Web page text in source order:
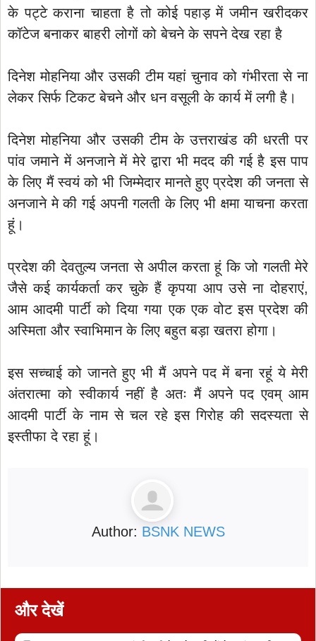
के पट्टे कराना चाहता है तो कोई पहाड़ में जमीन खरीदकर
कॉटेज बनाकर बाहरी लोगों को बेचने के सपने देख रहा है
दिनेश मोहनिया और उसकी टीम यहां चुनाव को गंभीरता से ना
लेकर सिर्फ टिकट बेचने और धन वसूली के कार्य में लगी है।
दिनेश मोहनिया और उसकी टीम के उत्तराखंड की धरती पर
पांव जमाने में अनजाने में मेरे द्वारा भी मदद की गई है इस पाप
के लिए मैं स्वयं को भी जिम्मेदार मानते हुए प्रदेश की जनता से
अनजाने मे की गई अपनी गलती के लिए भी क्षमा याचना करता
हूं।
प्रदेश की देवतुल्य जनता से अपील करता हूं कि जो गलती मेरे
जैसे कई कार्यकर्ता कर चुके हैं कृपया आप उसे ना दोहराएं,
आम आदमी पार्टी को दिया गया एक एक वोट इस प्रदेश की
अस्मिता और स्वाभिमान के लिए बहुत बड़ा खतरा होगा।
इस सच्चाई को जानते हुए भी मैं अपने पद में बना रहूं ये मेरी
अंतरात्मा को स्वीकार्य नहीं है अतः मैं अपने पद एवम् आम
आदमी पार्टी के नाम से चल रहे इस गिरोह की सदस्यता से
इस्तीफा दे रहा हूं।
Author: BSNK NEWS
और देखें